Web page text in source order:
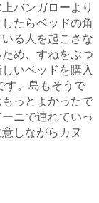
バンガローより
たらベッドの角
る人を起こさな
め、すねをぶつ
いベッドを購入
す。島もそうで
っとよかったで
ニで連れていっ
しながらカヌ